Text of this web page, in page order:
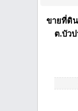
ขายที่ดิน
ต.บัว